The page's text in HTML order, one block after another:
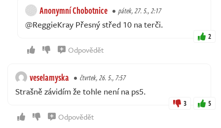
Anonymní Chobotnice pátek, 27. 5., 2:17
@ReggieKray Přesný střed 10 na terči.
2
Odpovědět
veselamyska čtvrtek, 26. 5., 7:57
Strašně závidím že tohle není na ps5.
3 5
Odpovědět